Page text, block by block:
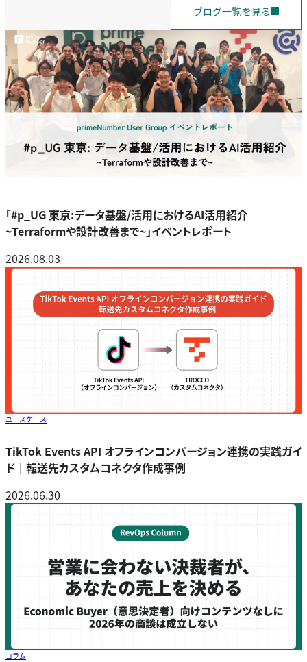
ブログ一覧を見る
「#p_UG 東京:データ基盤/活用におけるAI活用紹介
~Terraformや設計改善まで~」イベントレポート
2026.08.03
ユースケース
TikTok Events API オフラインコンバージョン連携の実践ガイ
ド｜転送先カスタムコネクタ作成事例
2026.06.30
コラム